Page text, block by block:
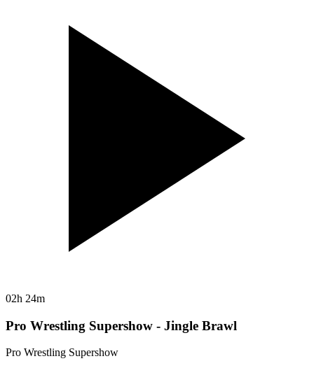
02h 24m
Pro Wrestling Supershow - Jingle Brawl
Pro Wrestling Supershow